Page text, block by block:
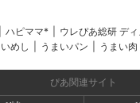
ハピママ* ウレぴあ総研 デ
めし
うまいパン うまい肉
ぴあ関連サイト